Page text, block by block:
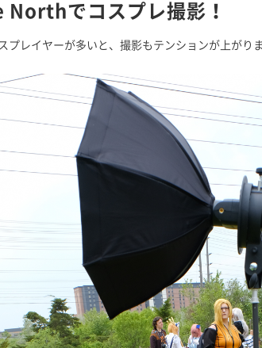
Northでコスプレ撮影！
プレイヤーが多いと、撮影もテンションが上がりま